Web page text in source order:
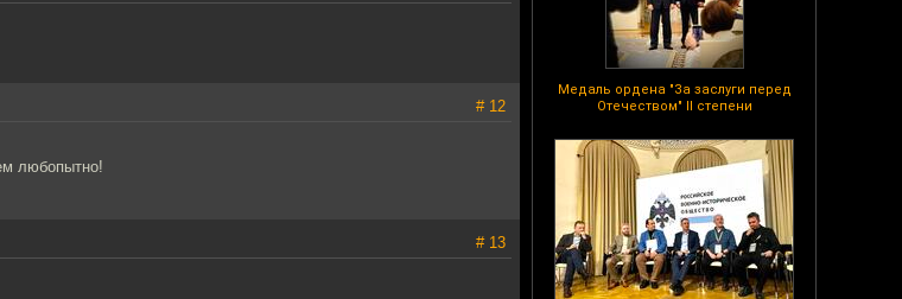
Медаль ордена "За заслуги перед
Отечеством" II степени
# 12
любопытно!
# 13